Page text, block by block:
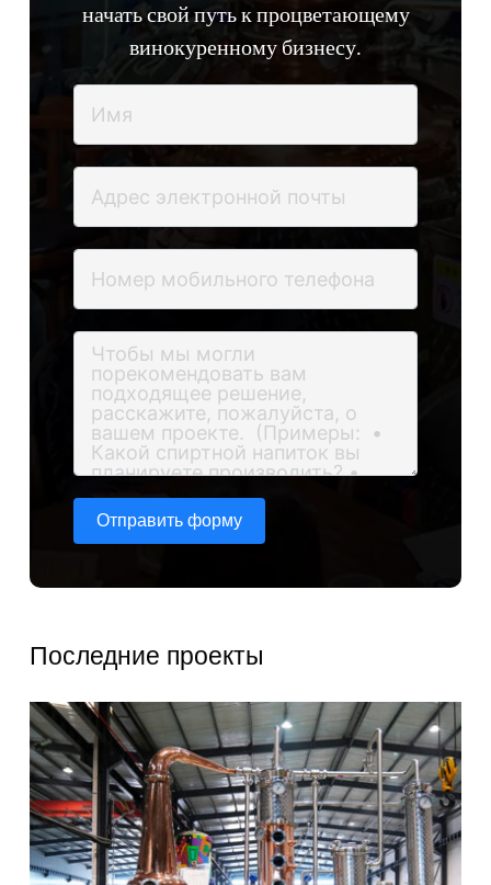
начать свой путь к процветающему
винокуренному бизнесу.
Отправить форму
Последние проекты